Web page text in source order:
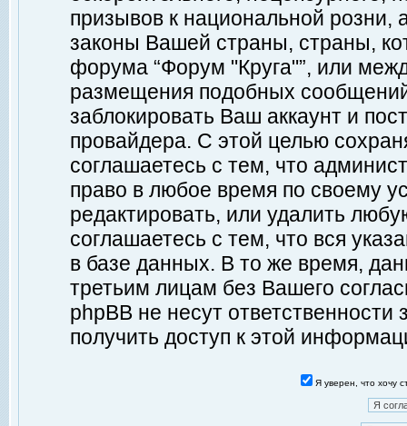
призывов к национальной
законы Вашей страны, страны,
форума “Форум "Круга"”, или
размещения подобных
заблокировать Ваш аккаунт и
провайдера. С этой целью
соглашаетесь с тем, что
право в любое время по своему
редактировать, или удалить
соглашаетесь с тем, что вся
в базе данных. В то же время,
третьим лицам без Вашего
phpBB не несут ответственности
получить доступ к этой
Я уверен, что хочу